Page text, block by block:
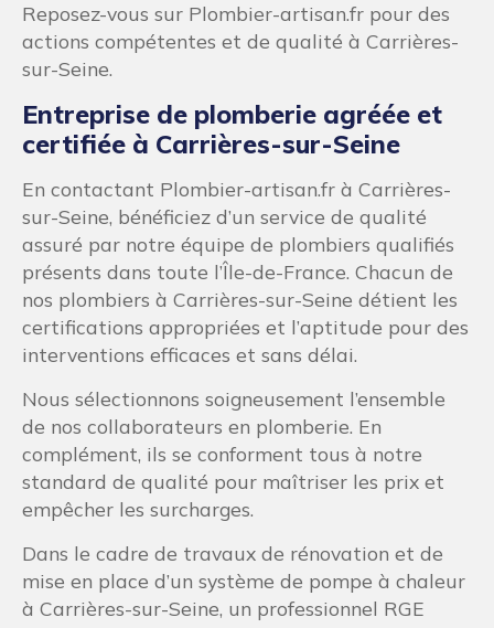
Reposez-vous sur Plombier-artisan.fr pour des
actions compétentes et de qualité à Carrières-
sur-Seine.
Entreprise de plomberie agréée et
certifiée à Carrières-sur-Seine
En contactant Plombier-artisan.fr à Carrières-
sur-Seine, bénéficiez d’un service de qualité
assuré par notre équipe de plombiers qualifiés
présents dans toute l’Île-de-France. Chacun de
nos plombiers à Carrières-sur-Seine détient les
certifications appropriées et l’aptitude pour des
interventions efficaces et sans délai.
Nous sélectionnons soigneusement l’ensemble
de nos collaborateurs en plomberie. En
complément, ils se conforment tous à notre
standard de qualité pour maîtriser les prix et
empêcher les surcharges.
Dans le cadre de travaux de rénovation et de
mise en place d’un système de pompe à chaleur
à Carrières-sur-Seine, un professionnel RGE